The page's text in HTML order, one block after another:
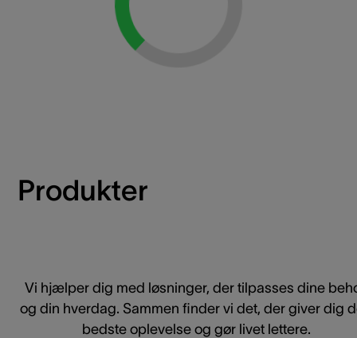
Produkter
Vi hjælper dig med løsninger, der tilpasses dine
og din hverdag. Sammen finder vi det, der giver dig
bedste oplevelse og gør livet lettere.